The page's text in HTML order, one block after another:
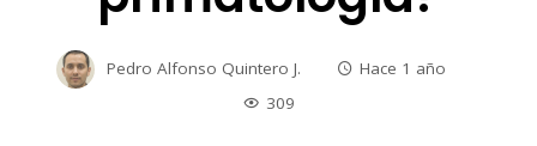
Pedro Alfonso Quintero J.
Hace 1 año
309